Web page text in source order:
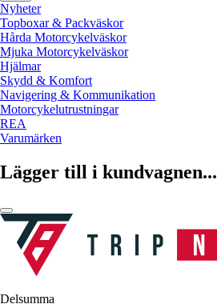
Nyheter
Topboxar & Packväskor
Hårda Motorcykelväskor
Mjuka Motorcykelväskor
Hjälmar
Skydd & Komfort
Navigering & Kommunikation
Motorcykelutrustningar
REA
Varumärken
Lägger till i kundvagnen...
Delsumma